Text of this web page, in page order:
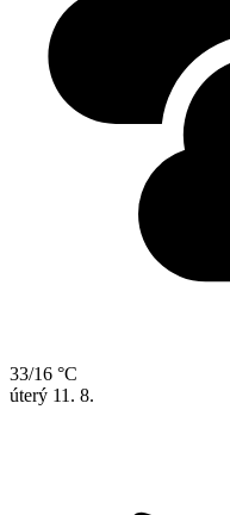
33/16 °C
úterý 11. 8.